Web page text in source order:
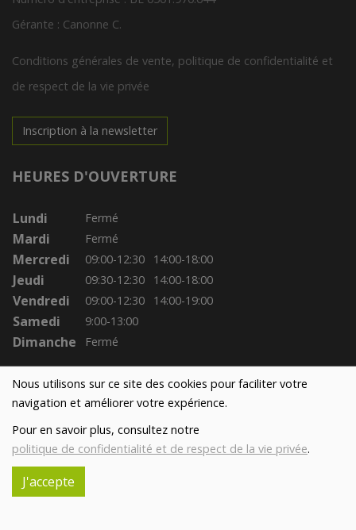
Nous utilisons sur ce site des cookies pour faciliter votre
navigation et améliorer votre expérience.
Pour en savoir plus, consultez notre
politique de confidentialité et de respect de la vie privée.
J'accepte
Gérante : Canonne C.
Conditions générales de vente, politique de confidentialité et
de respect de la vie privée
Inscription à la newsletter
HEURES D'OUVERTURE
Lundi Fermé
Mardi Fermé
Mercredi 09:00-12:30 14:00-18:00
Jeudi 09:30-12:30 14:00-18:00
Vendredi 09:00-12:30 14:00-19:00
Samedi 9:00-13:00
Dimanche Fermé